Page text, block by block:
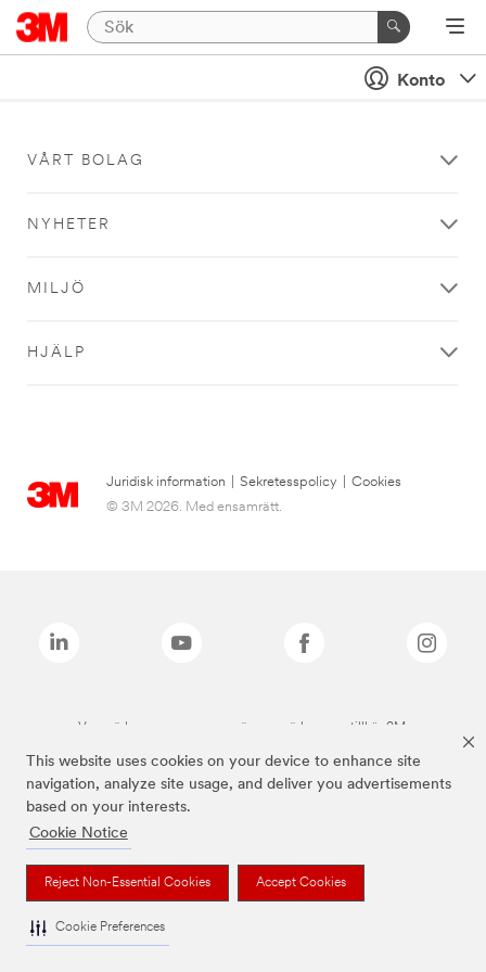
This website uses cookies on your device to enhance site
navigation, analyze site usage, and deliver you advertisements
based on your interests.
Cookie Notice
Reject Non-Essential Cookies Accept Cookies
Cookie Preferences
Konto
VÅRT BOLAG
NYHETER
MILJÖ
HJÄLP
Juridisk information Sekretesspolicy
Cookies
© 3M 2026. Med ensamrätt.
Varumärken som anges ovan är varumärken som tillhör 3M.